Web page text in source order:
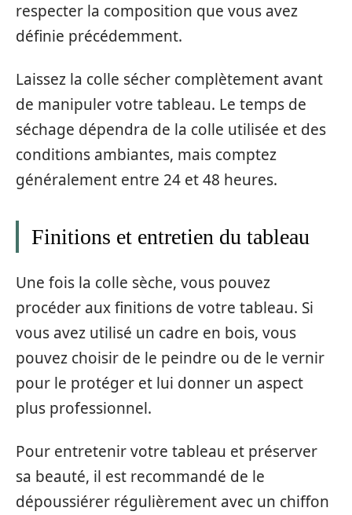
respecter la composition que vous avez
définie précédemment.
Laissez la colle sécher complètement avant
de manipuler votre tableau. Le temps de
séchage dépendra de la colle utilisée et des
conditions ambiantes, mais comptez
généralement entre 24 et 48 heures.
Finitions et entretien du tableau
Une fois la colle sèche, vous pouvez
procéder aux finitions de votre tableau. Si
vous avez utilisé un cadre en bois, vous
pouvez choisir de le peindre ou de le vernir
pour le protéger et lui donner un aspect
plus professionnel.
Pour entretenir votre tableau et préserver
sa beauté, il est recommandé de le
dépoussiérer régulièrement avec un chiffon